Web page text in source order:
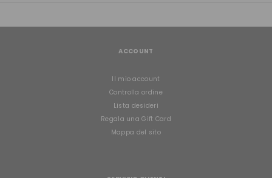
ACCOUNT
Il mio account
Controlla ordine
Lista desideri
Regala una Gift Card
Mappa del sito